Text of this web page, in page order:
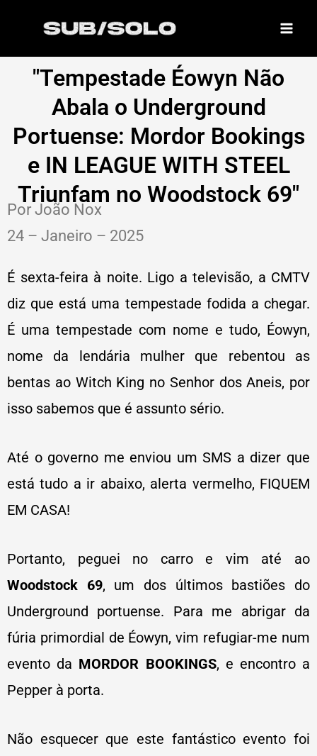
"Tempestade Éowyn Não
Abala o Underground
Portuense: Mordor Bookings
e IN LEAGUE WITH STEEL
Triunfam no Woodstock 69"
Por João Nox
24 – Janeiro – 2025
É sexta-feira à noite. Ligo a televisão, a CMTV
diz que está uma tempestade fodida a chegar.
É uma tempestade com nome e tudo, Éowyn,
nome da lendária mulher que rebentou as
bentas ao Witch King no Senhor dos Aneis, por
isso sabemos que é assunto sério.
Até o governo me enviou um SMS a dizer que
está tudo a ir abaixo, alerta vermelho, FIQUEM
EM CASA!
Portanto, peguei no carro e vim até ao
Woodstock 69, um dos últimos bastiões do
Underground portuense. Para me abrigar da
fúria primordial de Éowyn, vim refugiar-me num
evento da MORDOR BOOKINGS, e encontro a
Pepper à porta.
Não esquecer que este fantástico evento foi